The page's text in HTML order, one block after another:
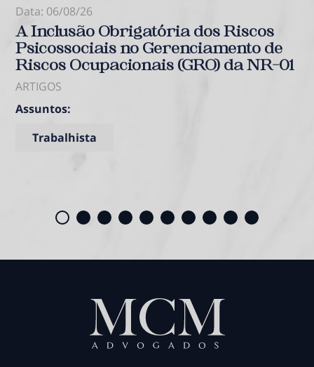
Data: 06/08/26
A Inclusão Obrigatória dos Riscos
Psicossociais no Gerenciamento de
Riscos Ocupacionais (GRO) da NR-01
ARTIGOS
Assuntos:
Trabalhista